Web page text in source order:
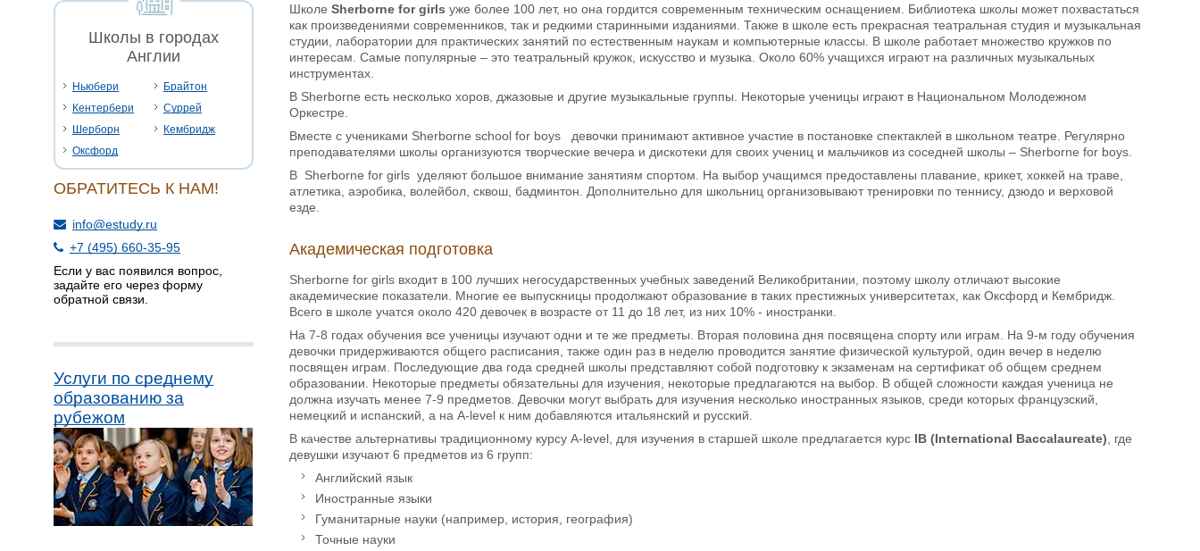
Школы в городах
Англии
Ньюбери
Брайтон
Кентербери
Суррей
Шерборн
Кембридж
Оксфорд
ОБРАТИТЕСЬ К НАМ!
info@estudy.ru
+7 (495) 660-35-95
Если у вас появился вопрос,
задайте его через форму
обратной связи.
Услуги по среднему
образованию за
рубежом
Школе Sherborne for girls уже более 100 лет, но она гордится современным техническим оснащением. Библиотека школы может похвастаться
как произведениями современников, так и редкими старинными изданиями. Также в школе есть прекрасная театральная студия и музыкальная
студии, лаборатории для практических занятий по естественным наукам и компьютерные классы. В школе работает множество кружков по
интересам. Самые популярные – это театральный кружок, искусство и музыка. Около 60% учащихся играют на различных музыкальных
инструментах.
В Sherborne есть несколько хоров, джазовые и другие музыкальные группы. Некоторые ученицы играют в Национальном Молодежном
Оркестре.
Вместе с учениками Sherborne school for boys девочки принимают активное участие в постановке спектаклей в школьном театре. Регулярно
преподавателями школы организуются творческие вечера и дискотеки для своих учениц и мальчиков из соседней школы – Sherborne for boys.
В Sherborne for girls уделяют большое внимание занятиям спортом. На выбор учащимся предоставлены плавание, крикет, хоккей на траве,
атлетика, аэробика, волейбол, сквош, бадминтон. Дополнительно для школьниц организовывают тренировки по теннису, дзюдо и верховой
езде.
Академическая подготовка
Sherborne for girls входит в 100 лучших негосударственных учебных заведений Великобритании, поэтому школу отличают высокие
академические показатели. Многие ее выпускницы продолжают образование в таких престижных университетах, как Оксфорд и Кембридж.
Всего в школе учатся около 420 девочек в возрасте от 11 до 18 лет, из них 10% - иностранки.
На 7-8 годах обучения все ученицы изучают одни и те же предметы. Вторая половина дня посвящена спорту или играм. На 9-м году обучения
девочки придерживаются общего расписания, также один раз в неделю проводится занятие физической культурой, один вечер в неделю
посвящен играм. Последующие два года средней школы представляют собой подготовку к экзаменам на сертификат об общем среднем
образовании. Некоторые предметы обязательны для изучения, некоторые предлагаются на выбор. В общей сложности каждая ученица не
должна изучать менее 7-9 предметов. Девочки могут выбрать для изучения несколько иностранных языков, среди которых французский,
немецкий и испанский, а на A-level к ним добавляются итальянский и русский.
В качестве альтернативы традиционному курсу A-level, для изучения в старшей школе предлагается курс IB (International Baccalaureate) , где
девушки изучают 6 предметов из 6 групп:
Английский язык
Иностранные языки
Гуманитарные науки (например, история, география)
Точные науки